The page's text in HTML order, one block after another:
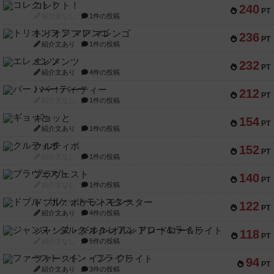
240 PT
コレクト！
1件の投稿
236 PT
トリオンフ ア マレンゴ
紹介文あり 1件の投稿
232 PT
エレメンツ
紹介文あり 4件の投稿
212 PT
バー！パーティー
1件の投稿
154 PT
ギョッと
紹介文あり 1件の投稿
152 PT
クルティボ
1件の投稿
140 PT
ブラヴェスト
1件の投稿
122 PT
ドブル：ポケットモンスター
紹介文あり 4件の投稿
118 PT
ジャンヌ・ダルク-オルレアン ドロー＆ライト
5件の投稿
94 PT
ファースト・イン・フライト
紹介文あり 3件の投稿